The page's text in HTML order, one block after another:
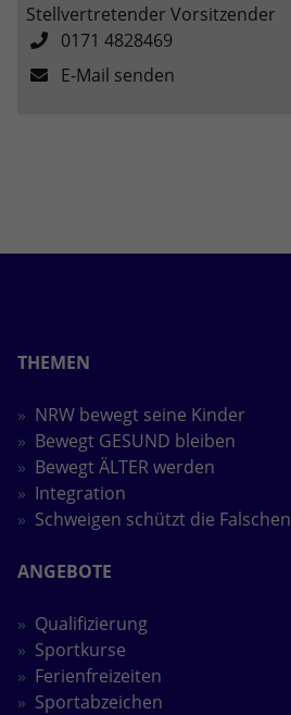
Stellvertretender Vorsitzender
0171 4828469
E-Mail senden
THEMEN
NRW bewegt seine Kinder
Bewegt GESUND bleiben
Bewegt ÄLTER werden
Integration
Schweigen schützt die Falschen
ANGEBOTE
Qualifizierung
Sportkurse
Ferienfreizeiten
Sportabzeichen